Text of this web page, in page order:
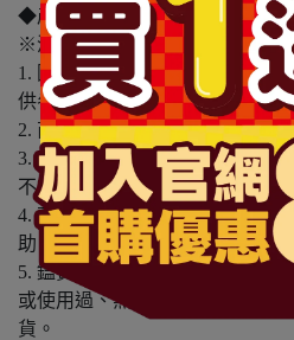
◆產地：日本
※溫馨提醒：
1. 因電腦螢幕設定及個人觀感之
供參考，依實際收到商品為準。
2. 商品包裝會有新舊轉換期，依
3. 商品下訂前，建議實際試色、
不符或肌膚不適等症狀。
4. 商品使用後若出現不適或非預
助。
5. 鑑賞期非試用期，本產品屬於
或使用過、無法恢復原狀、商品
貨。